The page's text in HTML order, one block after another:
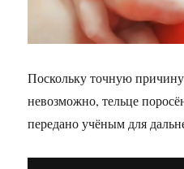
Поскольку точную
невозможно, тельце
передано учёным для